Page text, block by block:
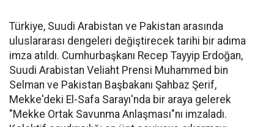
Türkiye, Suudi Arabistan ve Pakistan arasında
uluslararası dengeleri değiştirecek tarihi bir adıma
imza atıldı. Cumhurbaşkanı Recep Tayyip Erdoğan,
Suudi Arabistan Veliaht Prensi Muhammed bin
Selman ve Pakistan Başbakanı Şahbaz Şerif,
Mekke'deki El-Safa Sarayı'nda bir araya gelerek
"Mekke Ortak Savunma Anlaşması"nı imzaladı.